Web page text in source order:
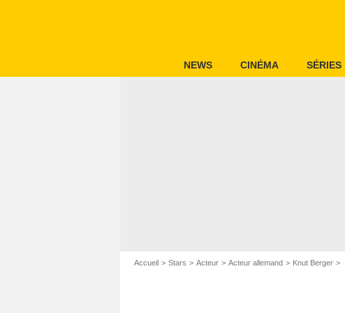
NEWS CINÉMA SÉRIES
Accueil Stars Acteur Acteur allemand Knut Berger